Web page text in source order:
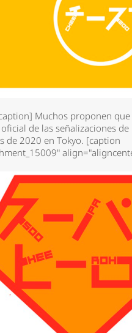
Muchos proponen
de las señalizaciones de
de 2020 en Tokyo. [caption